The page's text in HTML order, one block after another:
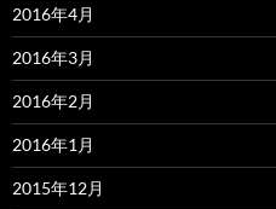
2016年4月
2016年3月
2016年2月
2016年1月
2015年12月